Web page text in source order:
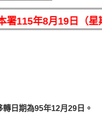
署115年8月19日（星
日期為95年12月29日。